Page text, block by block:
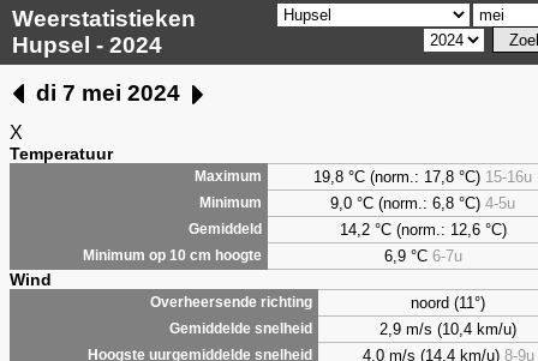
Weerstatistieken
Hupsel - 2024
di 7 mei 2024
X
Temperatuur
Maximum 19,8 °C (norm.: 17,8 °C) 15-16u
Minimum 9,0 °C (norm.: 6,8 °C) 4-5u
Gemiddeld 14,2 °C (norm.: 12,6 °C)
Minimum op 10 cm hoogte 6,9°C 6-7u
Wind
Overheersende richting noord (11°)
Gemiddelde snelheid 2,9 m/s (10,4 km/u)
Hoogste uurgemiddelde snelheid 4,0 m/s (14,4 km/u) 8-9u